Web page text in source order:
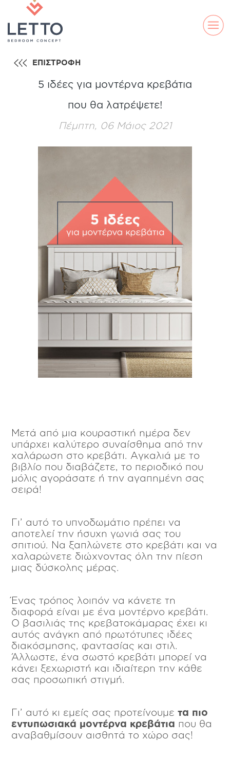
ΕΠΙΣΤΡΟΦΗ
5 ιδέες για μοντέρνα κρεβάτια
που θα λατρέψετε!
Πέμπτη, 06 Μάιος 2021
Μετά από μια κουραστική ημέρα δεν
υπάρχει καλύτερο συναίσθημα από την
χαλάρωση στο κρεβάτι. Αγκαλιά με το
βιβλίο που διαβάζετε, το περιοδικό που
μόλις αγοράσατε ή την αγαπημένη σας
σειρά!
Γι’ αυτό το υπνοδωμάτιο πρέπει να
αποτελεί την ήσυχη γωνιά σας του
σπιτιού. Να ξαπλώνετε στο κρεβάτι και να
χαλαρώνετε διώχνοντας όλη την πίεση
μιας δύσκολης μέρας.
Ένας τρόπος λοιπόν να κάνετε τη
διαφορά είναι με ένα μοντέρνο κρεβάτι.
Ο βασιλιάς της κρεβατοκάμαρας έχει κι
αυτός ανάγκη από πρωτότυπες ιδέες
διακόσμησης, φαντασίας και στιλ.
Άλλωστε, ένα σωστό κρεβάτι μπορεί να
κάνει ξεχωριστή και ιδιαίτερη την κάθε
σας προσωπική στιγμή.
Γι’ αυτό κι εμείς σας προτείνουμετα πιο
εντυπωσιακά μοντέρνα κρεβάτια που θα
αναβαθμίσουν αισθητά το χώρο σας!